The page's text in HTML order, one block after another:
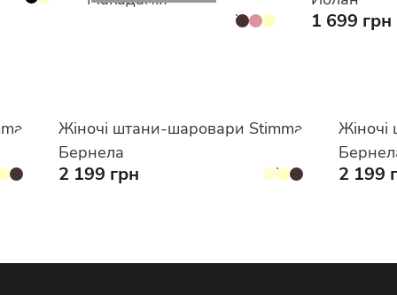
1 699 грн
Жіночі штани-шаровари Stimma
Бернела
2 199 грн 2 199